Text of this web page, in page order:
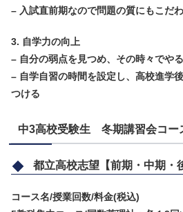
– 入試直前期なので問題の質にもこだ
3. 自学力の向上
– 自分の弱点を見つめ、その時々でや
– 自学自習の時間を設定し、高校進学
つける
中3高校受験生 冬期講習会コー
都立高校志望【前期・中期・
コース名/授業回数/料金(税込)